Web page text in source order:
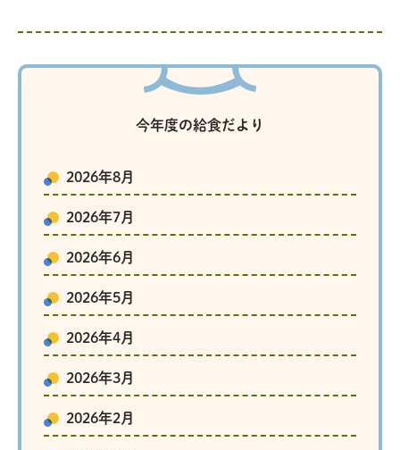
今年度の給食だより
2026年8月
2026年7月
2026年6月
2026年5月
2026年4月
2026年3月
2026年2月